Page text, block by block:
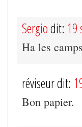
Sergiodit: 19
Ha les
réviseur dit:
Bon papier.